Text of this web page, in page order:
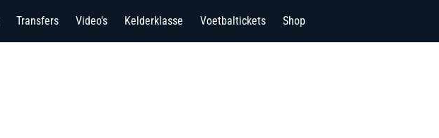
Transfers Video's Kelderklasse Voetbaltickets Shop